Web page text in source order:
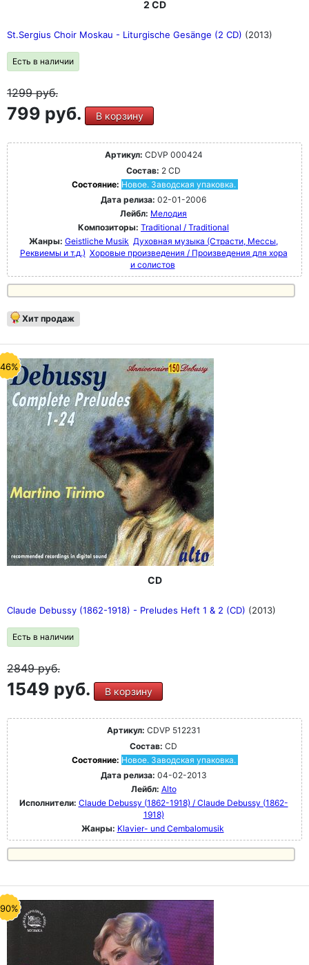
2 CD
St.Sergius Choir Moskau - Liturgische Gesänge (2 CD) (2013)
Есть в наличии
1299руб.
799 руб. В корзину
Артикул: CDVP 000424
Состав: 2 CD
Состояние: Новое. Заводская упаковка.
Дата релиза: 02-01-2006
Лейбл: Мелодия
Композиторы: Traditional / Traditional
Жанры: Geistliche Musik Духовная музыка (Страсти, Мессы,
Реквиемы и т.д.) Хоровые произведения / Произведения для хора
и солистов
Хит продаж
CD
Claude Debussy (1862-1918) - Preludes Heft 1 & 2 (CD) (2013)
Есть в наличии
2849руб.
1549 руб. В корзину
Артикул: CDVP 512231
Состав: CD
Состояние: Новое. Заводская упаковка.
Дата релиза: 04-02-2013
Лейбл: Alto
Исполнители: Claude Debussy (1862-1918) / Claude Debussy (1862-
1918)
Жанры: Klavier- und Cembalomusik